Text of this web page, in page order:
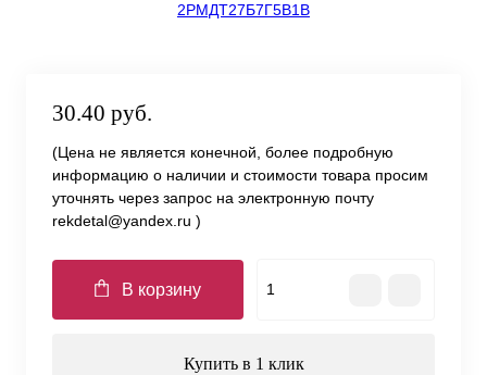
30.40 руб.
(Цена не является конечной, более подробную
информацию о наличии и стоимости товара просим
уточнять через запрос на электронную почту
rekdetal@yandex.ru )
В корзину
Купить в 1 клик